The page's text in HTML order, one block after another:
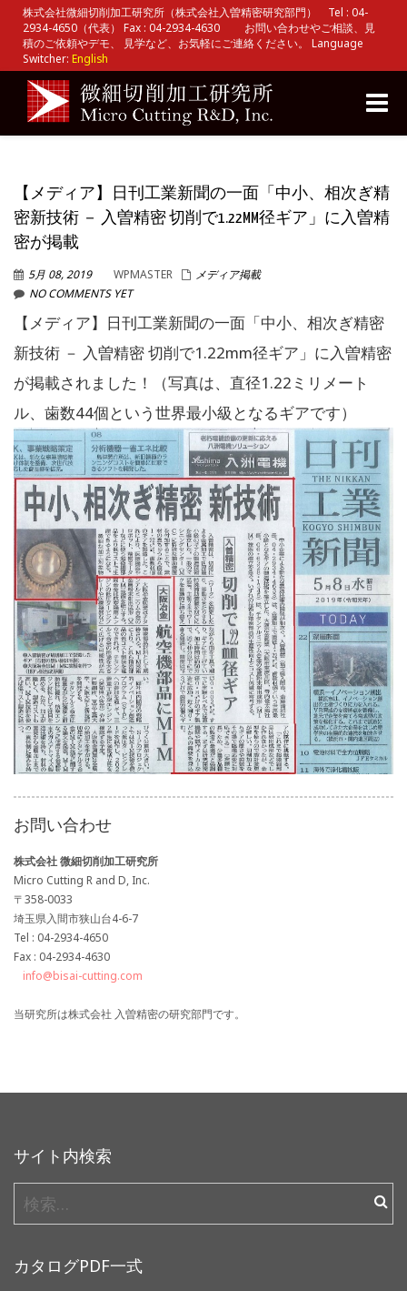
株式会社微細切削加工研究所（株式会社入曽精密研究部門） Tel : 04-
2934-4650（代表） Fax : 04-2934-4630 お問い合わせやご相談、見
積のご依頼やデモ、 見学など、お気軽にご連絡ください。 Language
Switcher: English
Toggle
【メディア】日刊工業新聞の一面「中小、相次ぎ精
密新技術 － 入曽精密 切削で1.22MM径ギア」に入曽精
密が掲載
5月 08, 2019
WPMASTER
メディア掲載
NO COMMENTS YET
【メディア】日刊工業新聞の一面「中小、相次ぎ精密
新技術 － 入曽精密 切削で1.22mm径ギア」に入曽精密
が掲載されました！（写真は、直径1.22ミリメート
ル、歯数44個という世界最小級となるギアです）
お問い合わせ
株式会社 微細切削加工研究所
Micro Cutting R and D, Inc.
〒358-0033
埼玉県入間市狭山台4-6-7
Tel : 04-2934-4650
Fax : 04-2934-4630
info@bisai-cutting.com
当研究所は株式会社 入曽精密の研究部門です。
サイト内検索
検
索:
カタログPDF一式